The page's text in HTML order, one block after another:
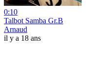
0:10
Talbot Samba Gr.B
Arnaud
il y a 18 ans